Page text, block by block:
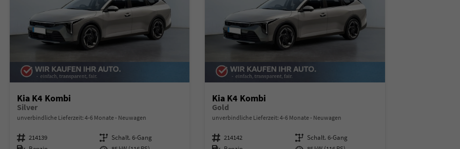
Kia K4 Kombi
Silver
unverbindliche Lieferzeit: 4-6 Monate Neuwagen
Fahrzeugnummer 214139 Getriebe Schalt. 6-Gang
Kia K4 Kombi
Gold
unverbindliche Lieferzeit: 4-6 Monate Neuwagen
Fahrzeugnummer 214142 Getriebe Schalt. 6-Gang